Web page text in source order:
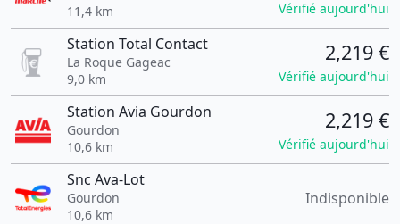
11,4 km
Vérifié aujourd'hui
Station Total Contact
La Roque Gageac
9,0 km
2,219 €
Vérifié aujourd'hui
Station Avia Gourdon
Gourdon
10,6 km
2,219 €
Vérifié aujourd'hui
Snc Ava-Lot
Gourdon
10,6 km
Indisponible